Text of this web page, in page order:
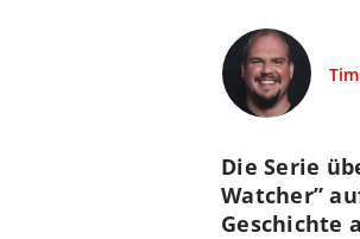
Die Serie
Watcher”
Geschichte